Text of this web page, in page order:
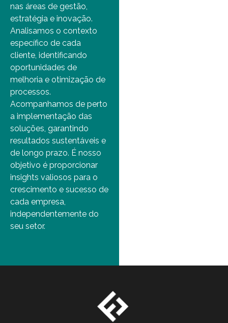
nas áreas de gestão,
estratégia e inovação.
Analisamos o contexto
específico de cada
cliente, identificando
oportunidades de
melhoria e otimização de
processos.
Acompanhamos de perto
a implementação das
soluções, garantindo
resultados sustentáveis e
de longo prazo. É nosso
objetivo é proporcionar
insights valiosos para o
crescimento e sucesso de
cada empresa,
independentemente do
seu setor.